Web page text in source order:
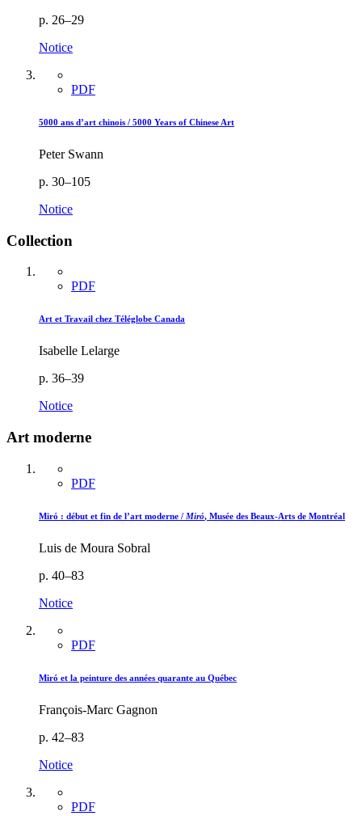
p. 26–29
Notice
PDF
5000 ans d’art chinois / 5000 Years of Chinese Art
Peter Swann
p. 30–105
Notice
Collection
PDF
Art et Travail chez Téléglobe Canada
Isabelle Lelarge
p. 36–39
Notice
Art moderne
PDF
Miró : début et fin de l’art moderne / Miró, Musée des Beaux-Arts de Montréal
Luis de Moura Sobral
p. 40–83
Notice
PDF
Miró et la peinture des années quarante au Québec
François-Marc Gagnon
p. 42–83
Notice
PDF